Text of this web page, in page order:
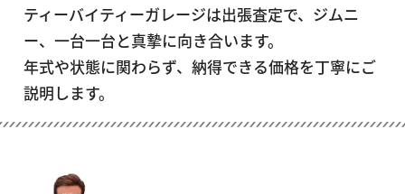
ティーバイティーガレージは出張査定で、 ジムニ
ー、一台一台と真摯に向き合います。
年式や状態に関わらず、納得できる価格を丁寧にご
説明します。